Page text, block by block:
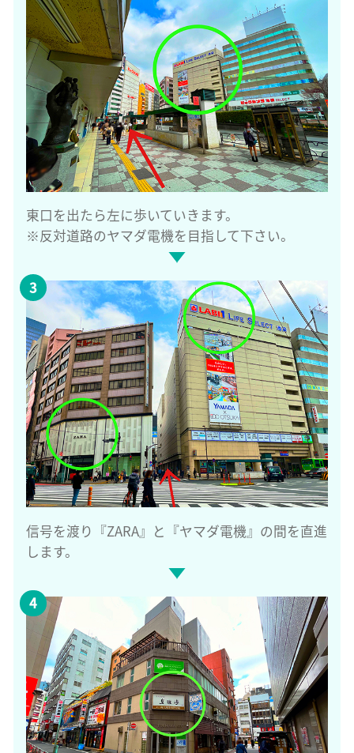
東口を出たら左に歩いていきます。
※反対道路のヤマダ電機を目指して下さい。
信号を渡り『ZARA』と『ヤマダ電機』の間を直進
します。